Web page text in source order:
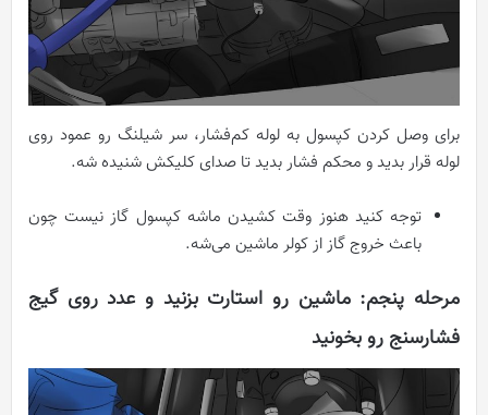
برای وصل کردن کپسول به لوله کم‌فشار، سر شیلنگ رو عمود روی
لوله قرار بدید و محکم فشار بدید تا صدای کلیکش شنیده شه.
توجه کنید هنوز وقت کشیدن ماشه کپسول گاز نیست چون
باعث خروج گاز از کولر ماشین می‌شه.
مرحله پنجم: ماشین رو استارت بزنید و عدد روی گیج
فشارسنج رو بخونید